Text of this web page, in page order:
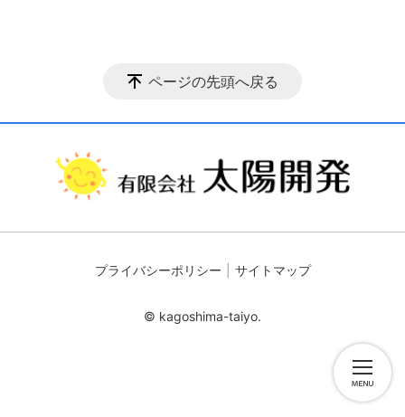
ページの先頭へ戻る
プライバシーポリシー サイトマップ
© kagoshima-taiyo.